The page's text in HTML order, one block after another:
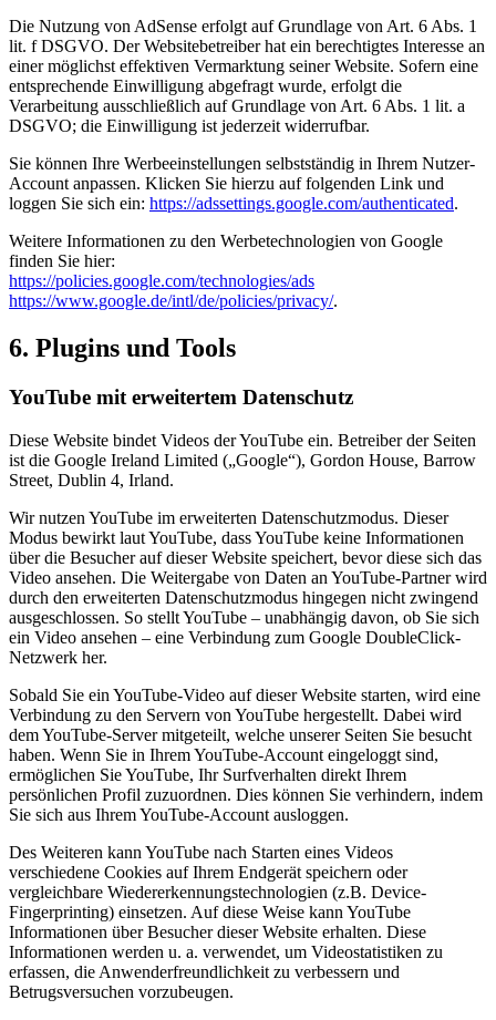
Die Nutzung von AdSense erfolgt auf Grundlage von Art. 6 Abs. 1
lit. f DSGVO. Der Websitebetreiber hat ein berechtigtes Interesse an
einer möglichst effektiven Vermarktung seiner Website. Sofern eine
entsprechende Einwilligung abgefragt wurde, erfolgt die
Verarbeitung ausschließlich auf Grundlage von Art. 6 Abs. 1 lit. a
DSGVO; die Einwilligung ist jederzeit widerrufbar.
Sie können Ihre Werbeeinstellungen selbstständig in Ihrem Nutzer-
Account anpassen. Klicken Sie hierzu auf folgenden Link und
loggen Sie sich ein: https://adssettings.google.com/authenticated.
Weitere Informationen zu den Werbetechnologien von Google
finden Sie hier:
https://policies.google.com/technologies/ads
https://www.google.de/intl/de/policies/privacy/.
6. Plugins und Tools
YouTube mit erweitertem Datenschutz
Diese Website bindet Videos der YouTube ein. Betreiber der Seiten
ist die Google Ireland Limited („Google“), Gordon House, Barrow
Street, Dublin 4, Irland.
Wir nutzen YouTube im erweiterten Datenschutzmodus. Dieser
Modus bewirkt laut YouTube, dass YouTube keine Informationen
über die Besucher auf dieser Website speichert, bevor diese sich das
Video ansehen. Die Weitergabe von Daten an YouTube-Partner wird
durch den erweiterten Datenschutzmodus hingegen nicht zwingend
ausgeschlossen. So stellt YouTube – unabhängig davon, ob Sie sich
ein Video ansehen – eine Verbindung zum Google DoubleClick-
Netzwerk her.
Sobald Sie ein YouTube-Video auf dieser Website starten, wird eine
Verbindung zu den Servern von YouTube hergestellt. Dabei wird
dem YouTube-Server mitgeteilt, welche unserer Seiten Sie besucht
haben. Wenn Sie in Ihrem YouTube-Account eingeloggt sind,
ermöglichen Sie YouTube, Ihr Surfverhalten direkt Ihrem
persönlichen Profil zuzuordnen. Dies können Sie verhindern, indem
Sie sich aus Ihrem YouTube-Account ausloggen.
Des Weiteren kann YouTube nach Starten eines Videos
verschiedene Cookies auf Ihrem Endgerät speichern oder
vergleichbare Wiedererkennungstechnologien (z.B. Device-
Fingerprinting) einsetzen. Auf diese Weise kann YouTube
Informationen über Besucher dieser Website erhalten. Diese
Informationen werden u. a. verwendet, um Videostatistiken zu
erfassen, die Anwenderfreundlichkeit zu verbessern und
Betrugsversuchen vorzubeugen.